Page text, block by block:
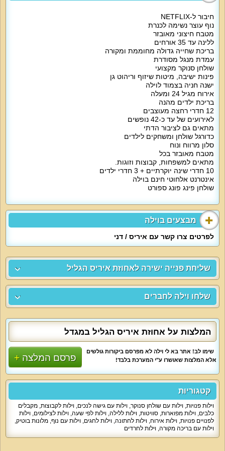
חיבור ל-NETFLIX
נוף עוצר נשימה לכנרת
מטבח חיצוני מאובזר
ללינה עד 35 אורחים
בריכת שחייה גדולה מחוממת ומקורה
עמדת מנגל מסודרת
שולחן סנוקר מקצועי
פינות ישיבה, מיטות שיזוף וריהוט גן
ישנה חניה בצמוד לוילה
אירוח מגיל 24 ומעלה
בריכת ילדים מהנה
12 חדרי רחצה מעוצבים
לאירועים של עד כ-42 נופשים
מתאים גם לציבור הדתי
כדורגל שולחן ומשחקים לילדים
סלון מרווח ונוח
מטבח מאובזר בכל
מתאים למשפחות, קבוצות וזוגות.
10 חדרי שינה יוקרתיים + 3 חדרי ילדים
אינטרנט אלחוטי חינם בוילה
שולחן פינג פונג ספורט
מבצעים בוילה
לפרטים צרו קשר עם איריס / דני
שליחת פנייה ישירה לאחוזת איריס הגליל
שלחו וילה לחברים
המלצות על אחוזת איריס הגליל במגדל
פרסם המלצה
שימו לב! אתר בא לי וילה לא מפרסם ביקורות גולשים
אלא המלצות שאושרו ע"י המערכת בלבד!
קטגוריות
וילות פנויות, וילות עם שולחן סנוקר, וילות עם גישה לנכים, וילות לקבוצות, מקבלים
כלבים, וילות מפוארות, סוויטות, וילות ללילה, וילות לפי שעה, וילות לצילומים, וילות
לפנויים פנויות, וילות אירוח, וילות לחתונה, וילות לחגים, וילות עם נוף, מלונות בוטיק,
וילות עם בריכה מקורה, וילות לחרדים